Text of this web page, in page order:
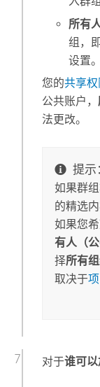
所有
组，
设置。
您的共享权
公共账户，
法更改。
提示
如果群
的精选
如果您
有人（公
择所有
取决于
对于谁可以